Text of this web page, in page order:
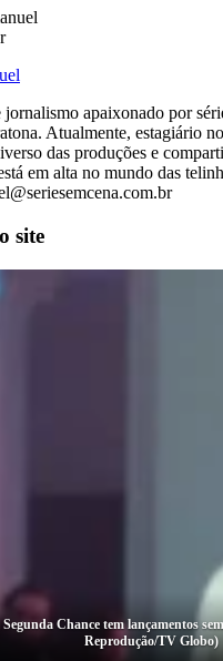
Chance tem lançamentos
Reprodução/TV Globo)
jornalismo apaixonado por
Atualmente, estagiário
das produções e
em alta no mundo das
site